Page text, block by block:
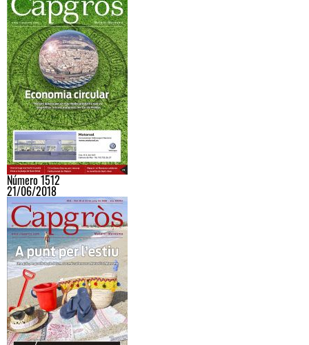
Número 1512
21/06/2018